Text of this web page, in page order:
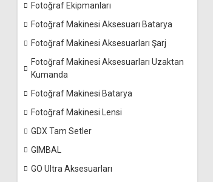
Fotoğraf Ekipmanları
Fotoğraf Makinesi Aksesuarı Batarya
Fotoğraf Makinesi Aksesuarları Şarj
Fotoğraf Makinesi Aksesuarları Uzaktan
Kumanda
Fotoğraf Makinesi Batarya
Fotoğraf Makinesi Lensi
GDX Tam Setler
GIMBAL
GO Ultra Aksesuarları